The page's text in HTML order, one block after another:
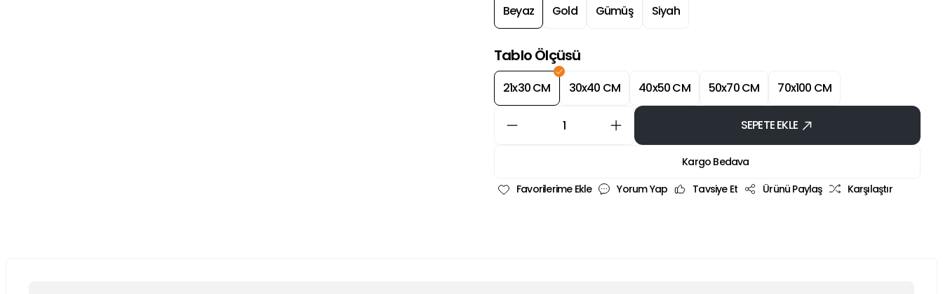
Beyaz Gold Gümüş Siyah
Tablo Ölçüsü
21x30 CM 30x40 CM 40x50 CM 50x70 CM 70x100 CM
SEPETE EKLE
Kargo Bedava
Yorum Yap
Tavsiye Et Ürünü Paylaş Karşılaştır